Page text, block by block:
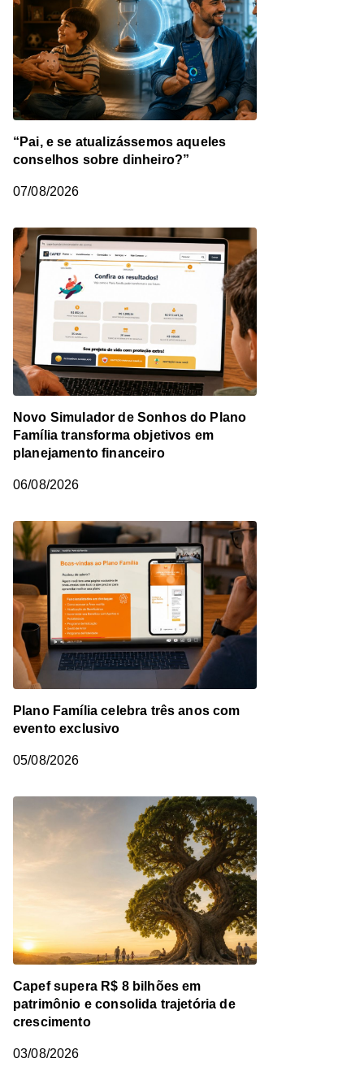
“Pai, e se atualizássemos aqueles
conselhos sobre dinheiro?”
07/08/2026
Novo Simulador de Sonhos do Plano
Família transforma objetivos em
planejamento financeiro
06/08/2026
Plano Família celebra três anos com
evento exclusivo
05/08/2026
Capef supera R$ 8 bilhões em
patrimônio e consolida trajetória de
crescimento
03/08/2026